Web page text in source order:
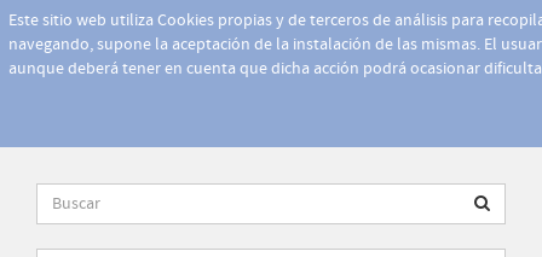
Este sitio web utiliza Cookies propias y de terceros de análisis para
navegando, supone la aceptación de la instalación de las mismas. El
aunque deberá tener en cuenta que dicha acción podrá ocasionar